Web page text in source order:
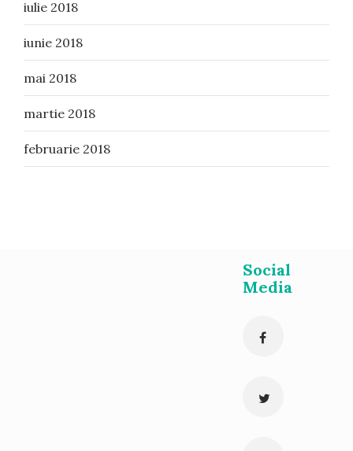
iulie 2018
iunie 2018
mai 2018
martie 2018
februarie 2018
Social
Media